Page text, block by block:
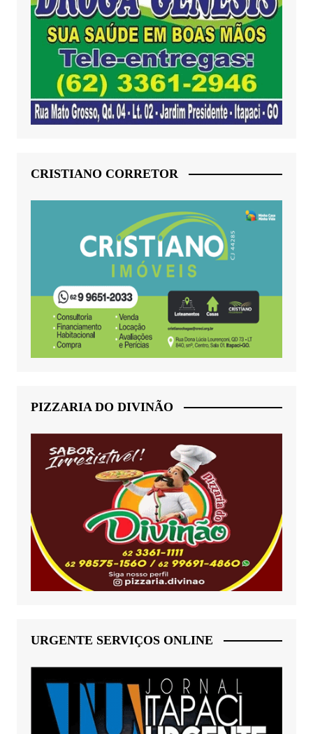
CRISTIANO CORRETOR
PIZZARIA DO DIVINÃO
URGENTE SERVIÇOS ONLINE